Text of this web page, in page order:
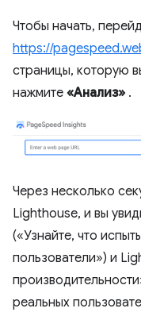
Чтобы начать,
https://
страницы, которую
нажмите «Анализ» .
Через несколько
Lighthouse, и вы
(«Узнайте, что
пользователи») и
реальных